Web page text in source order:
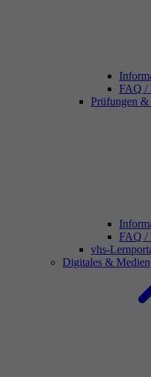
FAQ /
Prüfungen
FAQ /
vhs-
Digitales & Medien